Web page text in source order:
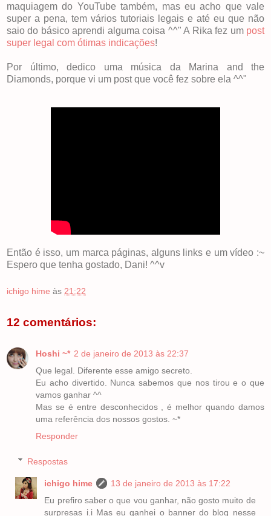
maquiagem do YouTube também, mas eu acho que vale
super a pena, tem vários tutoriais legais e até eu que não
saio do básico aprendi alguma coisa ^^" A Rika fez um post
super legal com ótimas indicações!
Por último, dedico uma música da Marina and the
Diamonds, porque vi um post que você fez sobre ela ^^"
Então é isso, um marca páginas, alguns links e um vídeo :~
Espero que tenha gostado, Dani! ^^v
ichigo hime às 21:22
12 comentários:
Hoshi ~* 2 de janeiro de 2013 às 22:37
Que legal. Diferente esse amigo secreto.
Eu acho divertido. Nunca sabemos que nos tirou e o que
vamos ganhar ^^
Mas se é entre desconhecidos , é melhor quando damos
uma referência dos nossos gostos. ~*
Responder
Respostas
ichigo hime
13 de janeiro de 2013 às 17:22
Eu prefiro saber o que vou ganhar, não gosto muito de
surpresas i.i Mas eu ganhei o banner do blog nesse